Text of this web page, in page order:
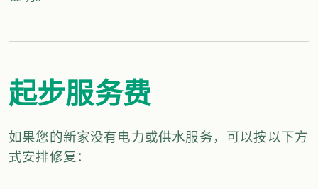
起步服务费
如果您的新家没有电力或供水服务，可以按以下方
式安排修复：